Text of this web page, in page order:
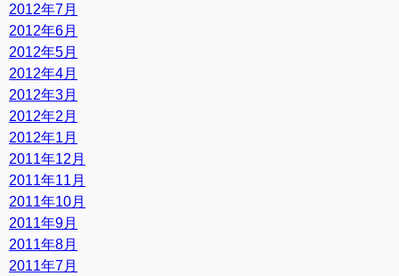
2012年7月
2012年6月
2012年5月
2012年4月
2012年3月
2012年2月
2012年1月
2011年12月
2011年11月
2011年10月
2011年9月
2011年8月
2011年7月